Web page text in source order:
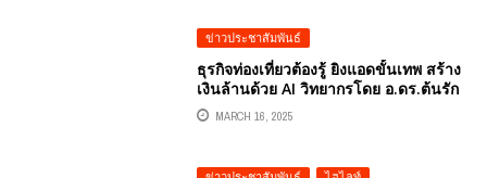
การตลาดดิจิทัล มาถ่ายทอดความรู้ในการ
ประยุกต์ใช้ AI
ข่าวประชาสัมพันธ์
ธุรกิจท่องเที่ยวต้องรู้ ยิงแอดขั้นเทพ สร้าง
เงินล้านด้วย AI วิทยากรโดย อ.ดร.ต้นรัก
ธวัชชัย สุขสีดา อาจารย์การตลาด
ออนไลน์ ผู้ทรงคุณวุฒิด้านการตลาด
MARCH 16, 2025